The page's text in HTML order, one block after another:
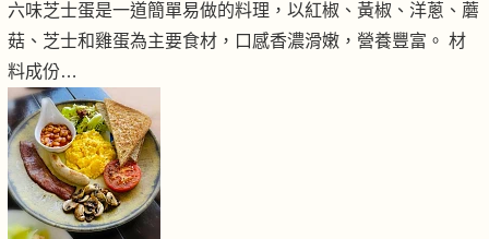
六味芝士蛋是一道簡單易做的料理，以紅椒、黃椒、洋蔥、蘑
菇、芝士和雞蛋為主要食材，口感香濃滑嫩，營養豐富。 材
料成份…